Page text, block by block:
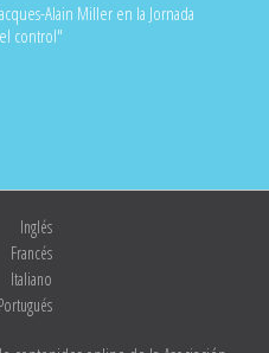
Alain Miller en la Jornada
control"
Inglés
Francés
Italiano
Portugués